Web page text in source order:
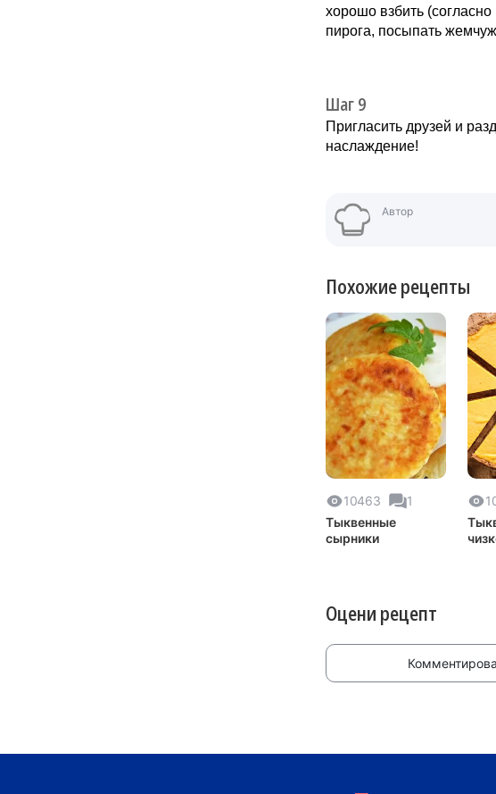
хорошо взбить (согласно
пирога, посыпать
Шаг 9
Пригласить друзей и
наслаждение!
Автор
Похожие рецепты
10463
1
Тыквенные
сырники
Оцени рецепт